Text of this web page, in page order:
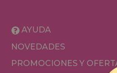
AYUDA
NOVEDADES
PROMOCIONES Y